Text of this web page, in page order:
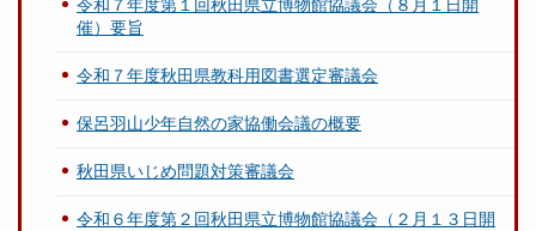
令和７年度第１回秋田県立博物館協議会（８月１日開
催）要旨
令和７年度秋田県教科用図書選定審議会
保呂羽山少年自然の家協働会議の概要
秋田県いじめ問題対策審議会
令和６年度第２回秋田県立博物館協議会（２月１３日開